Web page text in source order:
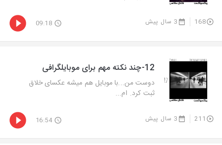
168 3 سال پیش 09:18
12-چند نکته مهم برای موبایلگرافی
دوست من...با موبایل هم میشه عکسای خلاق
ثبت کرد. ام...
211 3 سال پیش 16:54